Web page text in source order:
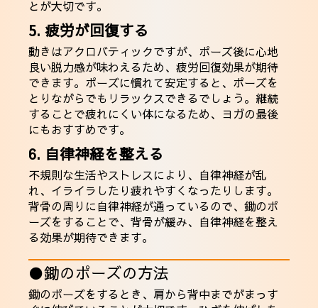
とが大切です。
5. 疲労が回復する
動きはアクロバティックですが、ポーズ後に心地
良い脱力感が味わえるため、疲労回復効果が期待
できます。ポーズに慣れて安定すると、ポーズを
とりながらでもリラックスできるでしょう。継続
することで疲れにくい体になるため、ヨガの最後
にもおすすめです。
6. 自律神経を整える
不規則な生活やストレスにより、自律神経が乱
れ、イライラしたり疲れやすくなったりします。
背骨の周りに自律神経が通っているので、鋤のポ
ーズをすることで、背骨が緩み、自律神経を整え
る効果が期待できます。
●鋤のポーズの方法
鋤のポーズをするとき、肩から背中までがまっす